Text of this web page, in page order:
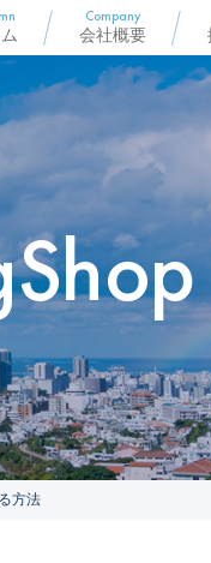
Company
会社概要
方法